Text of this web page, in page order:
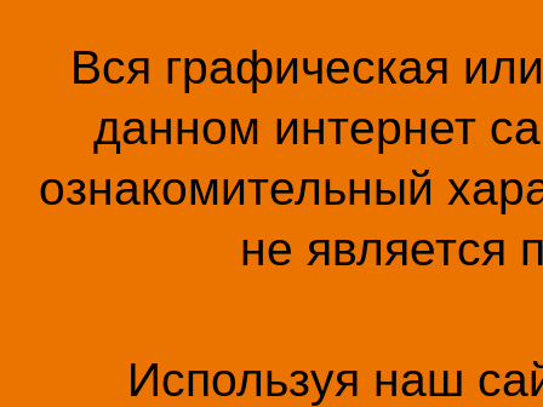
Вся графическая
данном интернет
ознакомительный
не является
Используя наш